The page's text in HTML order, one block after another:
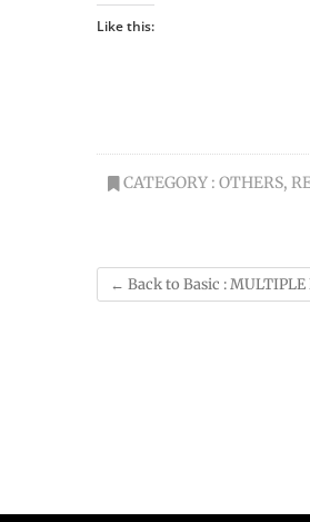
Like this:
CATEGORY : OTHERS,
← Back to Basic :